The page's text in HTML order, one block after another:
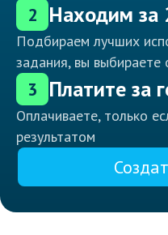
2 Находим за
Подбираем лучших
задания, вы выбираете
3 Платите за
Оплачиваете, только
результатом